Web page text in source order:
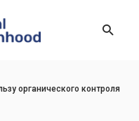
органического контроля